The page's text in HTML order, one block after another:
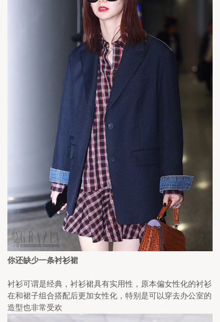
你还缺少一条衬衫裙
衬衫可谓是经典，衬衫裙具有实用性，原本偏女性化的衬衫
在和裙子组合搭配后更加女性化，特别是可以穿去办公室的
造型也非常受欢